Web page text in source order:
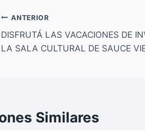
b
o
o
p
p
n
k
Navegación
de
ANTERIOR
DISFRUTÁ LAS VACACIONES DE
LA SALA CULTURAL DE SAUCE
Similares